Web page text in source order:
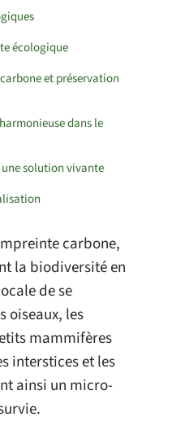
écologique
et préservation
dans le
une solution vivante
carbone,
la biodiversité en
de se
oiseaux, les
mammifères
interstices et les
ainsi un micro-